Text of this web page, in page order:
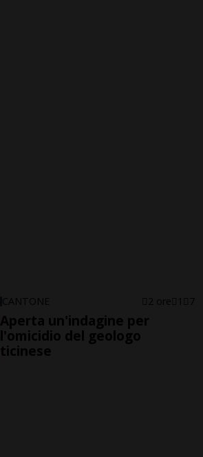
CANTONE 2 ore 1 7
Aperta un'indagine per
l'omicidio del geologo
ticinese